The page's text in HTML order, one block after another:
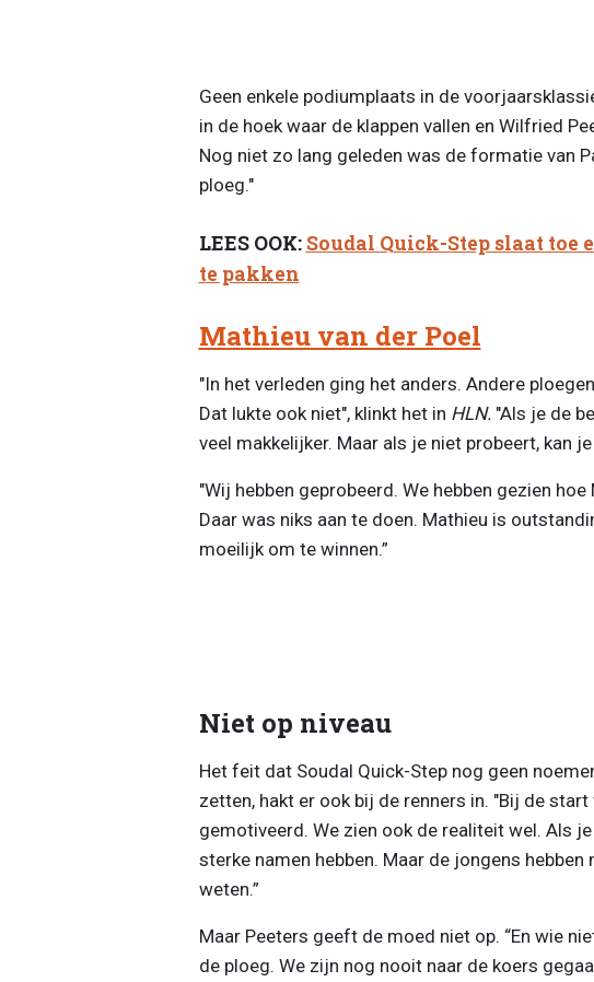
Geen enkele podiumplaats in de
in de hoek waar de klappen vallen en Wilfried
Nog niet zo lang geleden was de formatie van
ploeg."
LEES OOK: Soudal Quick-Step slaat toe
te pakken
Mathieu van der Poel
"In het verleden ging het anders. Andere
Dat lukte ook niet", klinkt het in HLN."Als je de
veel makkelijker. Maar als je niet probeert, kan
"Wij hebben geprobeerd. We hebben gezien
Daar was niks aan te doen. Mathieu is
moeilijk om te winnen.”
Niet op niveau
Het feit dat Soudal Quick-Step nog geen
zetten, hakt er ook bij de renners in. "Bij de
gemotiveerd. We zien ook de realiteit wel. Als
sterke namen hebben. Maar de jongens
weten.”
Maar Peeters geeft de moed niet op. “En wie
de ploeg. We zijn nog nooit naar de koers